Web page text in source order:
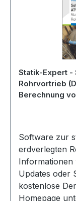
Statik-Expert -
Rohrvortrieb
Berechnung
Software zur
erdverlegten
Informationen
Updates oder
kostenlose
Homepage